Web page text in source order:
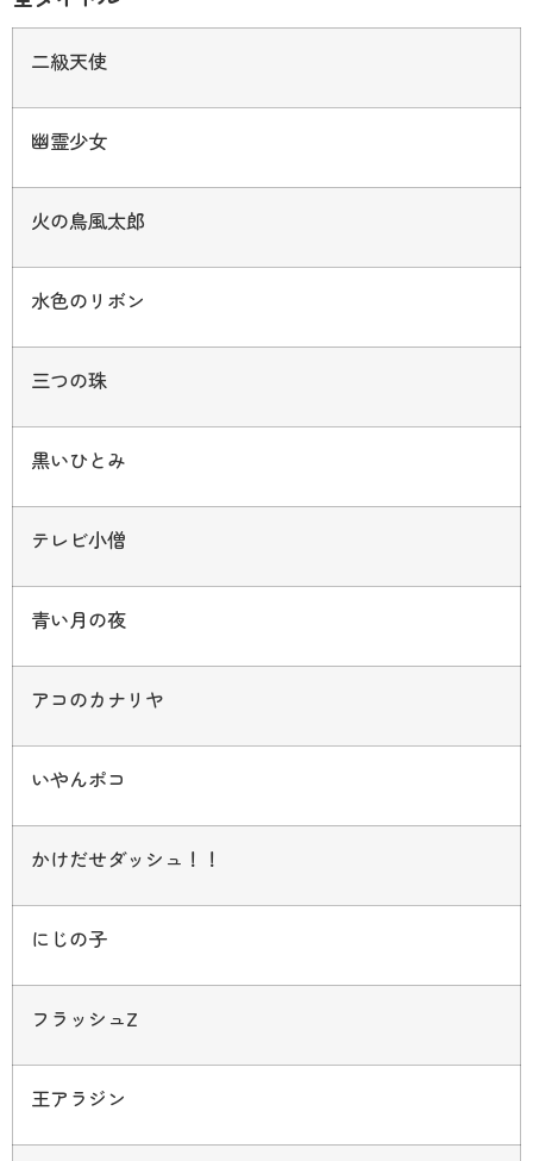
二級天使
幽霊少女
火の鳥風太郎
水色のリボン
三つの珠
黒いひとみ
テレビ小僧
青い月の夜
アコのカナリヤ
いやんポコ
かけだせダッシュ！！
にじの子
フラッシュZ
王アラジン